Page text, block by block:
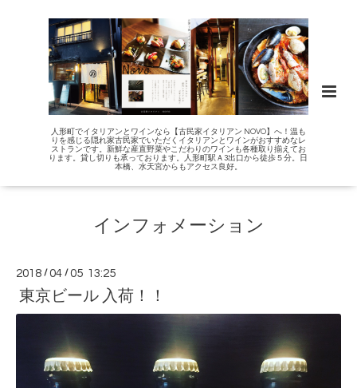
人形町でイタリアンとワインなら【古民家イタリアン NOVO】へ！温も
りを感じる隠れ家古民家でいただくイタリアンとワインがおすすめなレ
ストランです。新鮮な産直野菜やこだわりのワインも各種取り揃えてお
ります。貸し切りも承っております。人形町駅Ａ3出口から徒歩５分。日
本橋、水天宮からもアクセス良好。
インフォメーション
2018 /04 /05 13:25
東京ビール 入荷！！